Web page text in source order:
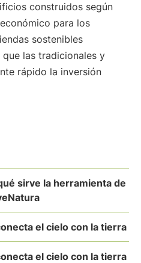
construidos según
para los
sostenibles
las tradicionales y
rápido la inversión
sirve la herramienta de
el cielo con la tierra
el cielo con la tierra